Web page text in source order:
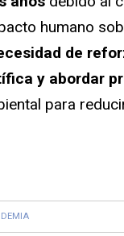
humano
de
y abordar
para